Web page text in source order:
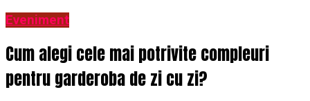
Eveniment
Cum alegi cele mai potrivite compleuri
pentru garderoba de zi cu zi?